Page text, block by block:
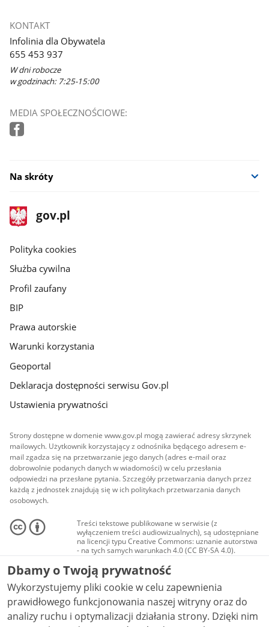
KONTAKT
Infolinia dla Obywatela
655 453 937
W dni robocze
w godzinach: 7:25-15:00
MEDIA SPOŁECZNOŚCIOWE:
Na skróty
stopka
gov.pl
Strona
gov.pl
gov.pl
Polityka cookies
Służba cywilna
Profil zaufany
BIP
Prawa autorskie
Warunki korzystania
Geoportal
Deklaracja dostępności serwisu Gov.pl
Ustawienia prywatności
Strony dostępne w domenie www.gov.pl mogą zawierać adresy skrzynek
mailowych. Użytkownik korzystający z odnośnika będącego adresem e-
mail zgadza się na przetwarzanie jego danych (adres e-mail oraz
dobrowolnie podanych danych w wiadomości) w celu przesłania
odpowiedzi na przesłane pytania. Szczegóły przetwarzania danych przez
każdą z jednostek znajdują się w ich politykach przetwarzania danych
osobowych.
Treści tekstowe publikowane w serwisie (z
wyłączeniem treści audiowizualnych), są udostępniane
na licencji typu Creative Commons: uznanie autorstwa
- na tych samych warunkach 4.0 (CC BY-SA 4.0).
Materiały audiowizualne, w tym zdjęcia, materiały
audio i wideo, są udostępniane na licencji typu
Creative Commons: uznanie autorstwa użycie
niekomercyjne - bez utworów zależnych 4.0 (CC BY-
NC-ND 4.0), o ile nie jest to stwierdzone inaczej.
Dbamy o Twoją prywatność
Wykorzystujemy pliki cookie w celu zapewnienia
prawidłowego funkcjonowania naszej witryny oraz do
analizy ruchu i optymalizacji działania strony. Dzięki nim